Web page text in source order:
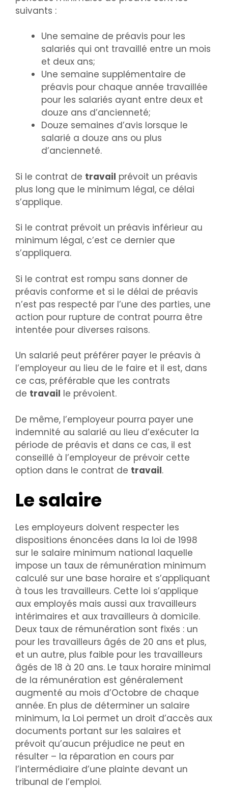
suivants :
Une semaine de préavis pour les
salariés qui ont travaillé entre un mois
et deux ans;
Une semaine supplémentaire de
préavis pour chaque année travaillée
pour les salariés ayant entre deux et
douze ans d’ancienneté;
Douze semaines d’avis lorsque le
salarié a douze ans ou plus
d’ancienneté.
Si le contrat de travail prévoit un préavis
plus long que le minimum légal, ce délai
s’applique.
Si le contrat prévoit un préavis inférieur au
minimum légal, c’est ce dernier que
s’appliquera.
Si le contrat est rompu sans donner de
préavis conforme et si le délai de préavis
n’est pas respecté par l’une des parties, une
action pour rupture de contrat pourra être
intentée pour diverses raisons.
Un salarié peut préférer payer le préavis à
l’employeur au lieu de le faire et il est, dans
ce cas, préférable que les contrats
de travail le prévoient.
De même, l’employeur pourra payer une
indemnité au salarié au lieu d’exécuter la
période de préavis et dans ce cas, il est
conseillé à l’employeur de prévoir cette
option dans le contrat de travail.
Le salaire
Les employeurs doivent respecter les
dispositions énoncées dans la loi de 1998
sur le salaire minimum national laquelle
impose un taux de rémunération minimum
calculé sur une base horaire et s’appliquant
à tous les travailleurs. Cette loi s’applique
aux employés mais aussi aux travailleurs
intérimaires et aux travailleurs à domicile.
Deux taux de rémunération sont fixés : un
pour les travailleurs âgés de 20 ans et plus,
et un autre, plus faible pour les travailleurs
âgés de 18 à 20 ans. Le taux horaire minimal
de la rémunération est généralement
augmenté au mois d’Octobre de chaque
année. En plus de déterminer un salaire
minimum, la Loi permet un droit d’accès aux
documents portant sur les salaires et
prévoit qu’aucun préjudice ne peut en
résulter – la réparation en cours par
l’intermédiaire d’une plainte devant un
tribunal de l’emploi.